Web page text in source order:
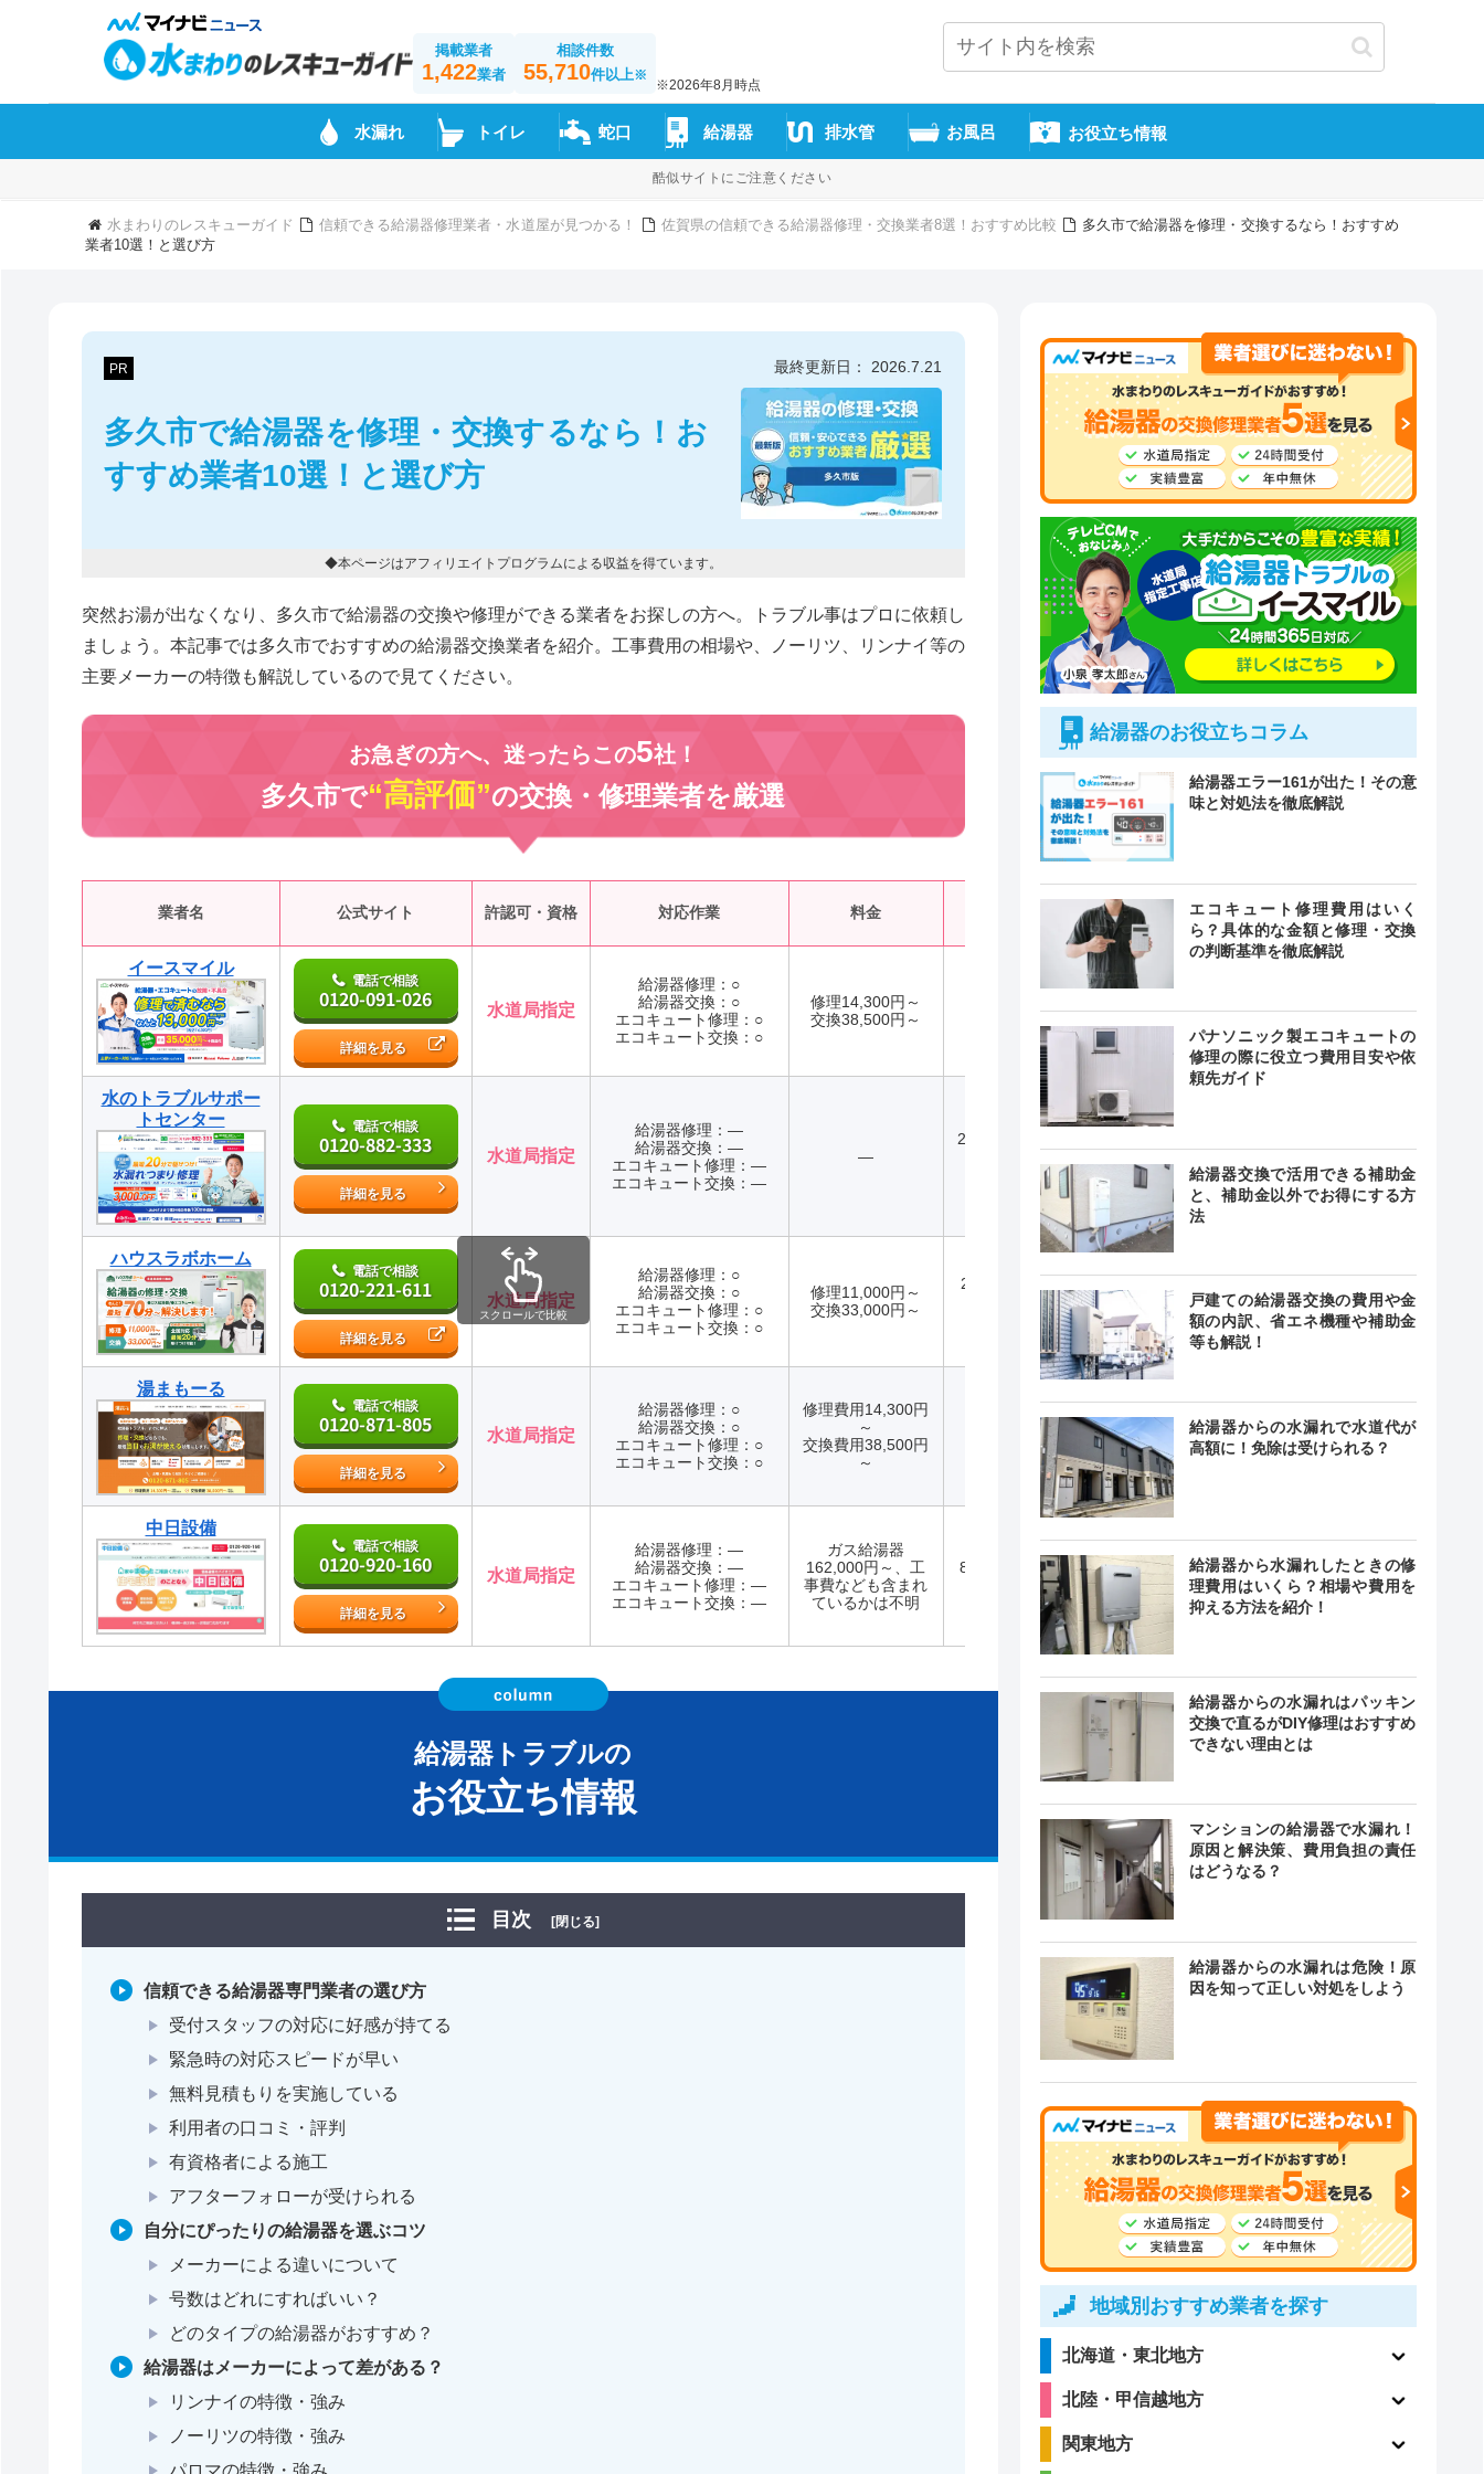
掲載業者
1,422業者
相談件数
55,710件以上※
※2026年8月時点
水漏れ トイレ 蛇口 給湯器 排水管 お風呂 お役立ち情報
酷似サイトにご注意ください
水まわりのレスキューガイド 信頼できる給湯器修理業者・水道屋が見つかる！ 佐賀県の信頼できる給湯器修理・交換業者8選！おすすめ比較
多久市で給湯器を修理・交換するなら！おすすめ
業者10選！と選び方
PR
多久市で給湯器を修理・交換するなら！お
すすめ業者10選！と選び方
最終更新日： 2026.7.21
◆本ページはアフィリエイトプログラムによる収益を得ています。
突然お湯が出なくなり、多久市で給湯器の交換や修理ができる業者をお探しの方へ。トラブル事はプロに依頼し
ましょう。本記事では多久市でおすすめの給湯器交換業者を紹介。工事費用の相場や、ノーリツ、リンナイ等の
主要メーカーの特徴も解説しているので見てください。
お急ぎの方へ、迷ったらこの5社！
多久市で“高評価”の交換・修理業者を厳選
業者名 公式サイト 許認可・資格 対応作業 料金 緊急駆けつけ
イースマイル
電話で相談
0120-091-026
詳細を見る
水道局指定
給湯器修理：○
給湯器交換：○
エコキュート修理：○
エコキュート交換：○
修理14,300円～
交換38,500円～
最短20分
水のトラブルサポー
トセンター
電話で相談
0120-882-333
詳細を見る
水道局指定
給湯器修理：―
給湯器交換：―
エコキュート修理：―
エコキュート交換：―
―
24時間365日
ハウスラボホーム
電話で相談
0120-221-611
詳細を見る
水道局指定
給湯器修理：○
給湯器交換：○
エコキュート修理：○
エコキュート交換：○
修理11,000円～
交換33,000円～
24時間 年中
最短20分
湯まもーる
電話で相談
0120-871-805
詳細を見る
水道局指定
給湯器修理：○
給湯器交換：○
エコキュート修理：○
エコキュート交換：○
修理費用14,300円
～
交換費用38,500円
～
最短20分
中日設備
電話で相談
0120-920-160
詳細を見る
水道局指定
給湯器修理：―
給湯器交換：―
エコキュート修理：―
エコキュート交換：―
ガス給湯器
162,000円～、工
事費なども含まれ
ているかは不明
8:00～23:00
記載なし
スクロールで比較
給湯器トラブルの
お役立ち情報
目次 [閉じる]
信頼できる給湯器専門業者の選び方
受付スタッフの対応に好感が持てる
緊急時の対応スピードが早い
無料見積もりを実施している
利用者の口コミ・評判
有資格者による施工
アフターフォローが受けられる
自分にぴったりの給湯器を選ぶコツ
メーカーによる違いについて
号数はどれにすればいい？
どのタイプの給湯器がおすすめ？
給湯器はメーカーによって差がある？
リンナイの特徴・強み
ノーリツの特徴・強み
給湯器のお役立ちコラム
給湯器エラー161が出た！その意
味と対処法を徹底解説
エコキュート修理費用はいく
ら？具体的な金額と修理・交換
の判断基準を徹底解説
パナソニック製エコキュートの
修理の際に役立つ費用目安や依
頼先ガイド
給湯器交換で活用できる補助金
と、補助金以外でお得にする方
法
戸建ての給湯器交換の費用や金
額の内訳、省エネ機種や補助金
等も解説！
給湯器からの水漏れで水道代が
高額に！免除は受けられる？
給湯器から水漏れしたときの修
理費用はいくら？相場や費用を
抑える方法を紹介！
給湯器からの水漏れはパッキン
交換で直るがDIY修理はおすすめ
できない理由とは
マンションの給湯器で水漏れ！
原因と解決策、費用負担の責任
はどうなる？
給湯器からの水漏れは危険！原
因を知って正しい対処をしよう
地域別おすすめ業者を探す
北海道・東北地方
北陸・甲信越地方
関東地方